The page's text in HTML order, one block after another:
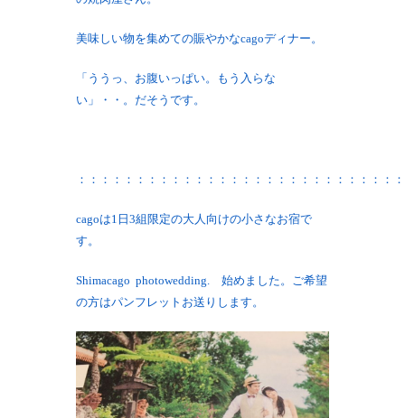
美味しい物を集めての賑やかなcagoディナー。
「ううっ、お腹いっぱい。もう入らな
い」・・。だそうです。
：：：：：：：：：：：：：：：：：：：：：：：：：：：
cagoは1日3組限定の大人向けの小さなお宿で
す。
Shimacago photowedding. 始めました。ご希望
の方はパンフレットお送りします。